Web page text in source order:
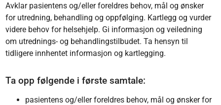
Avklar pasientens og/eller foreldres behov, mål og ønsker
for utredning, behandling og oppfølging. Kartlegg og vurder
videre behov for helsehjelp. Gi informasjon og veiledning
om utrednings- og behandlingstilbudet. Ta hensyn til
tidligere innhentet informasjon og kartlegging.
Ta opp følgende i første samtale:
pasientens og/eller foreldres behov, mål og ønsker for